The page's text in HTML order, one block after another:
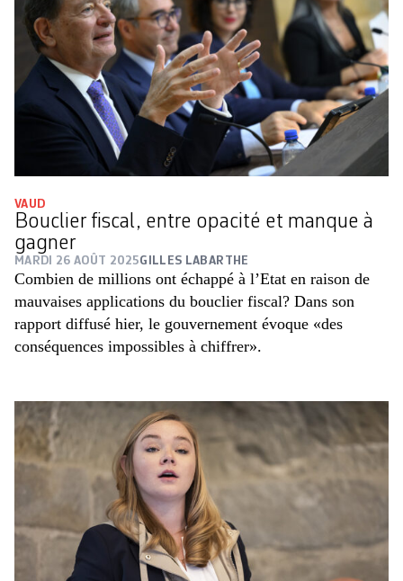
VAUD
Bouclier fiscal, entre opacité et manque à
gagner
MARDI 26 AOÛT 2025GILLES LABARTHE
Combien de millions ont échappé à l’Etat en raison de
mauvaises applications du bouclier fiscal? Dans son
rapport diffusé hier, le gouvernement évoque «des
conséquences impossibles à chiffrer».